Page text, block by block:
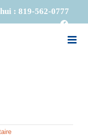
: 819-562-0777
Précédent